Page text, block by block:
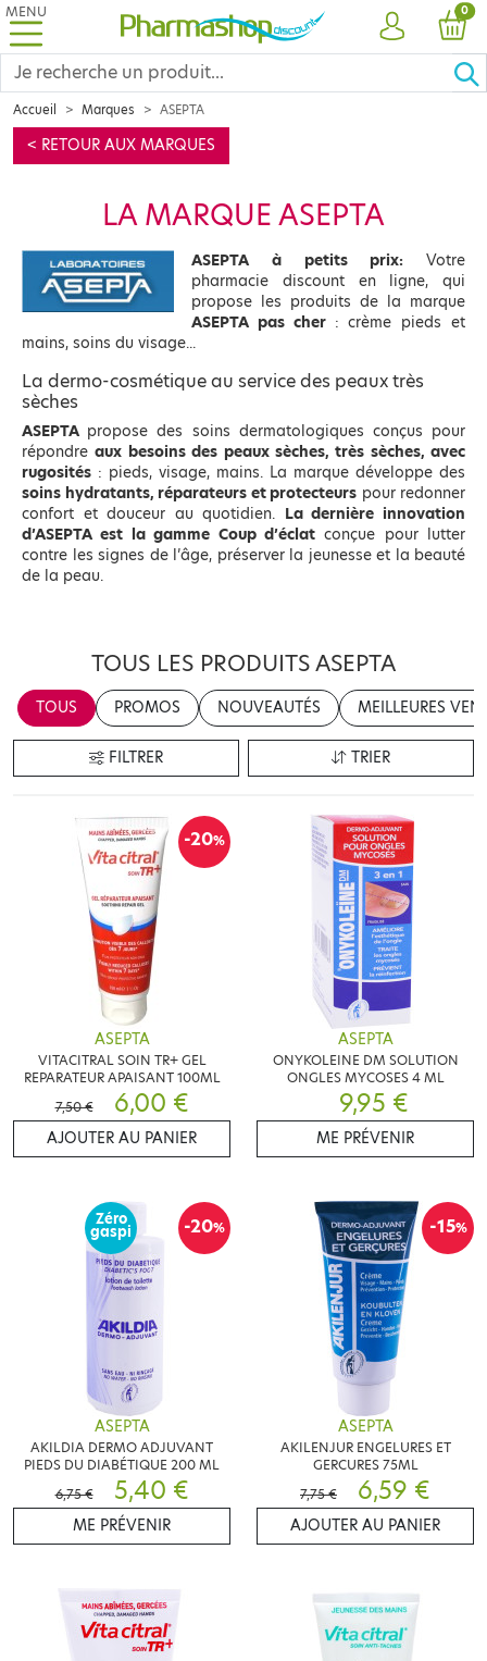
MENU
COMPTE
0
Accueil Marques ASEPTA
< RETOUR AUX MARQUES
LA MARQUE ASEPTA
ASEPTA à petits prix: Votre
pharmacie discount en ligne, qui
propose les produits de la marque
ASEPTA pas cher : crème pieds et
mains, soins du visage...
La dermo-cosmétique au service des peaux très
sèches
ASEPTA propose des soins dermatologiques conçus pour
répondreaux besoins des peaux sèches, très sèches, avec
rugosités : pieds, visage, mains. La marque développe des
soins hydratants, réparateurs et protecteurs pour redonner
confort et douceur au quotidien. La dernière innovation
d’ASEPTA est la gamme Coup d’éclatconçue pour lutter
contre les signes de l’âge, préserver la jeunesse et la beauté
de la peau.
TOUS LES PRODUITS ASEPTA
TOUS PROMOS NOUVEAUTÉS MEILLEURES
FILTRER TRIER
-20%
ASEPTA
VITACITRAL SOIN TR+ GEL
REPARATEUR APAISANT 100ML
7,50 €
6,00 €
AJOUTER AU PANIER
ASEPTA
ONYKOLEINE DM SOLUTION
ONGLES MYCOSES 4 ML
9,95 €
ME PRÉVENIR
-20%
Zéro
gaspi
ASEPTA
AKILDIA DERMO ADJUVANT
PIEDS DU DIABÉTIQUE 200 ML
6,75 €
5,40 €
ME PRÉVENIR
-15%
ASEPTA
AKILENJUR ENGELURES ET
GERCURES 75ML
7,75 €
6,59 €
AJOUTER AU PANIER